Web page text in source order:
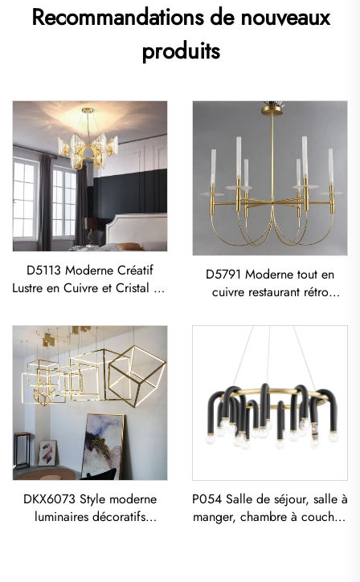
Recommandations de nouveaux
produits
D5113 Moderne Créatif
Lustre en Cuivre et Cristal K9
Manger
D5791 Moderne tout en
cuivre restaurant rétro
plafonnière américaine lustre
en cuivre rétro
DKX6073 Style moderne
luminaires décoratifs
P054 Salle de séjour, salle à
manger, chambre à coucher,